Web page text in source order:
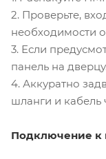
2. Проверьте,
необходимости
3. Если
панель на
4. Аккуратно
шланги и кабель
Подключение к